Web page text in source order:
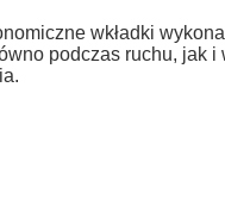
wkładki
podczas ruchu, jak